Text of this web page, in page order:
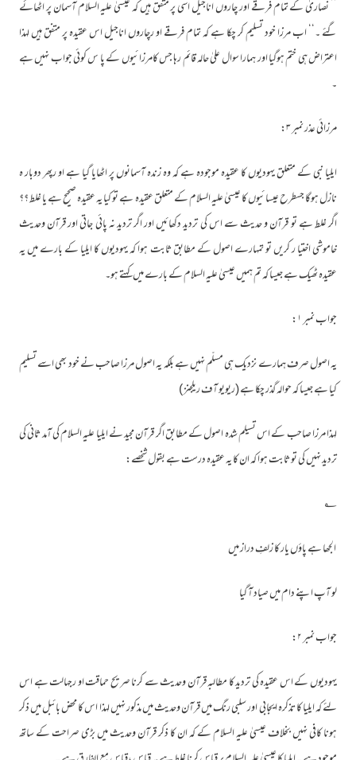
’’ نصاریٰ کے تمام فرقے اور چاروں اناجیل اسی پر متفق ہیں کہ عیسیٰ علیہ السلام آسمان پر اٹھائے
گئے ۔‘‘ اب مرزا خود تسلیم کر چکا ہے کہ تمام فرقے او رچاروں اناجیل اس عقیدہ پر متفق ہیں لہذا
اعتراض ہی ختم ہوگیا اور ہمارا سوال علیٰ حالہ قائم رہا جس کامرزائیوں کے پا س کوئی جواب نہیں ہے
۔
مرزائی عذر نمبر ۳:
ایلیا نبی کے متعلق یہودیوں کا عقیدہ موجودہ ہے کہ وہ زندہ آسمانوں پر اٹھایا گیا ہے او رپھر دوبار ہ
نازل ہوگا جسطرح عیسائیوں کا عیسیٰ علیہ السلام کے متعلق عقیدہ ہے تو کیا یہ عقیدہ صحیح ہے یا غلط ؟؟
اگر غلط ہے تو قرآن و حدیث سے اس کی تردید دکھائیں اور اگر تردید نہ پائی جاتی اور قرآن وحدیث
خاموشی اختیا ر کریں تو تمہارے اصول کے مطابق ثابت ہوا کہ یہودیوں کا ایلیا کے بارے میں یہ
عقیدہ ٹھیک ہے جیسا کہ تم ہمیں عیسیٰ علیہ السلام کے بارے میں کہتے ہو۔
جواب نمبر ۱:
یہ اصول صرف ہمارے نزدیک ہی مسلّم نہیں ہے بلکہ یہ اصول مرزا صاحب نے خود بھی اسے تسلیم
کیا ہے جیسا کہ حوالہ گذر چکا ہے (ریویو آف ریلجنز )
لہذا مرزا صاحب کے اس تسیلم شدہ اصول کے مطابق اگر قرآن مجید نے ایلیا علیہ السلام کی آمد ثانی کی
تردید نہیں کی تو ثابت ہوا کہ ان کا یہ عقیدہ درست ہے بقول شخصے:
؂
الجھا ہے پاؤں یار کا زلفِ دراز میں
لو آپ اپنے دام میں صیاد آ گیا
جواب نمبر ۲:
یہودیوں کے اس عقیدہ کی تردید کا مطالبہ قرآن وحدیث سے کرنا صریح حماقت او رجہالت ہے اس
لئے کہ ایلیا کا تذکرہ ایجابی اور سلبی رنگ میں قرآن وحدیث میں مذکور نہیں لہذا اس کا محض بائبل میں ذکر
ہونا کافی نہیں بخلاف عیسیٰ علیہ السلام کے کہ ان کا ذکر قرآن وحدیث میں بڑی صراحت کے ساتھ